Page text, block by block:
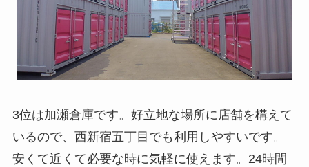
3位は加瀬倉庫です。好立地な場所に店舗を構えて
いるので、西新宿五丁目でも利用しやすいです。
安くて近くて必要な時に気軽に使えます。24時間